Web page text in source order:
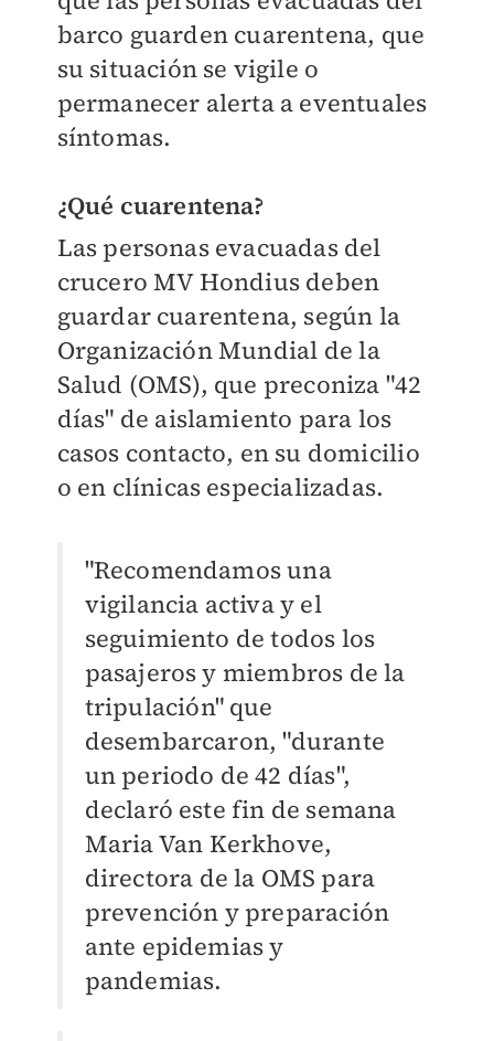
barco guarden cuarentena, que
su situación se vigile o
permanecer alerta a eventuales
síntomas.
¿Qué cuarentena?
Las personas evacuadas del
crucero MV Hondius deben
guardar cuarentena, según la
Organización Mundial de la
Salud (OMS), que preconiza "42
días" de aislamiento para los
casos contacto, en su domicilio
o en clínicas especializadas.
"Recomendamos una
vigilancia activa y el
seguimiento de todos los
pasajeros y miembros de la
tripulación" que
desembarcaron, "durante
un periodo de 42 días",
declaró este fin de semana
Maria Van Kerkhove,
directora de la OMS para
prevención y preparación
ante epidemias y
pandemias.